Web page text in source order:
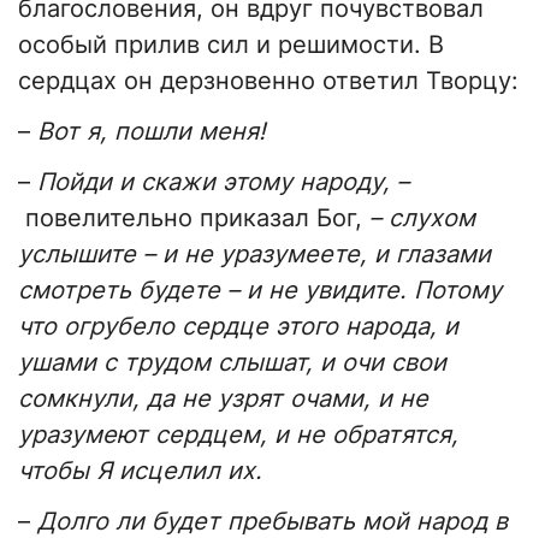
благословения, он вдруг почувствовал
особый прилив сил и решимости. В
сердцах он дерзновенно ответил Творцу:
– Вот я, пошли меня!
– Пойди и скажи этому народу, –
повелительно приказал Бог, – слухом
услышите – и не уразумеете, и глазами
смотреть будете – и не увидите. Потому
что огрубело сердце этого народа, и
ушами с трудом слышат, и очи свои
сомкнули, да не узрят очами, и не
уразумеют сердцем, и не обратятся,
чтобы Я исцелил их.
– Долго ли будет пребывать мой народ в